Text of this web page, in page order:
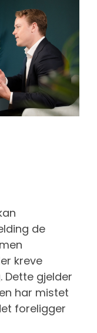
de
kreve
gjelder
har mistet
foreligger